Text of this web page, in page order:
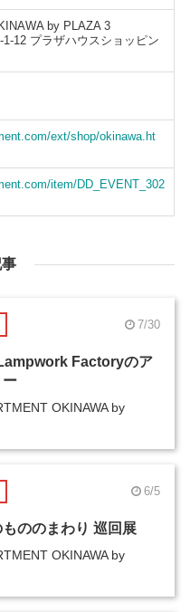
by PLAZA 3
12 プラザハウスショッピン
ext/shop/okinawa.ht
item/DD_EVENT_302
7/30
Factoryのア
ー
OKINAWA by
6/5
ののまわり 巡回展
OKINAWA by